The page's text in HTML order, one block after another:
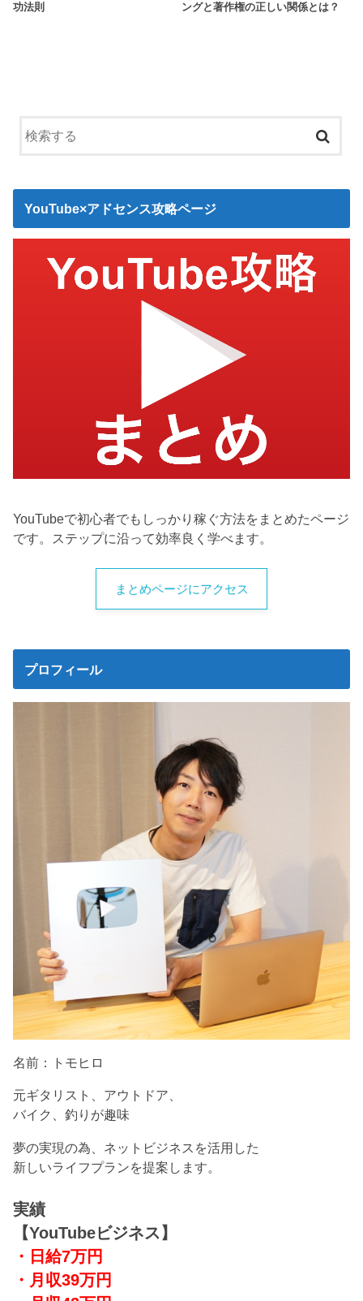
功法則
ングと著作権の正しい関係とは？
YouTube×アドセンス攻略ページ
YouTubeで初心者でもしっかり稼ぐ方法をまとめたページ
です。ステップに沿って効率良く学べます。
まとめページにアクセス
プロフィール
名前：トモヒロ
元ギタリスト、アウトドア、
バイク、釣りが趣味
夢の実現の為、ネットビジネスを活用した
新しいライフプランを提案します。
実績
【YouTubeビジネス】
・日給7万円
・月収39万円